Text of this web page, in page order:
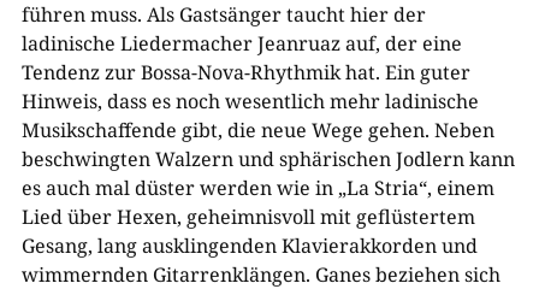
führen muss. Als Gastsänger taucht hier der
ladinische Liedermacher Jeanruaz auf, der eine
Tendenz zur Bossa-Nova-Rhythmik hat. Ein guter
Hinweis, dass es noch wesentlich mehr ladinische
Musikschaffende gibt, die neue Wege gehen. Neben
beschwingten Walzern und sphärischen Jodlern kann
es auch mal düster werden wie in „La Stria“, einem
Lied über Hexen, geheimnisvoll mit geflüstertem
Gesang, lang ausklingenden Klavierakkorden und
wimmernden Gitarrenklängen. Ganes beziehen sich